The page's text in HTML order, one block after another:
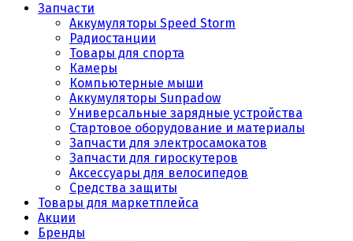
Запчасти
Аккумуляторы Speed Storm
Радиостанции
Товары для спорта
Камеры
Компьютерные мыши
Аккумуляторы Sunpadow
Универсальные зарядные устройства
Стартовое оборудование и материалы
Запчасти для электросамокатов
Запчасти для гироскутеров
Аксессуары для велосипедов
Средства защиты
Товары для маркетплейса
Акции
Бренды